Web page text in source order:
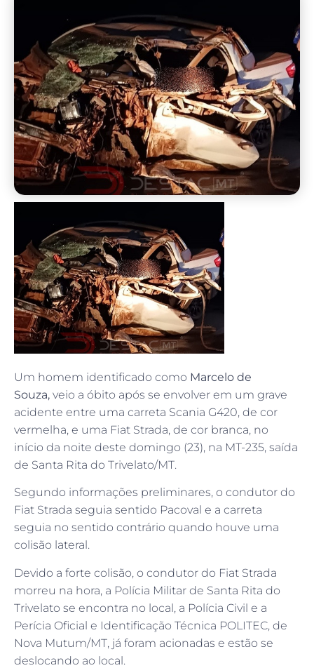
Um homem identificado como Marcelo de
Souza, veio a óbito após se envolver em um grave
acidente entre uma carreta Scania G420, de cor
vermelha, e uma Fiat Strada, de cor branca, no
início da noite deste domingo (23), na MT-235, saída
de Santa Rita do Trivelato/MT.
Segundo informações preliminares, o condutor do
Fiat Strada seguia sentido Pacoval e a carreta
seguia no sentido contrário quando houve uma
colisão lateral.
Devido a forte colisão, o condutor do Fiat Strada
morreu na hora, a Polícia Militar de Santa Rita do
Trivelato se encontra no local, a Polícia Civil e a
Perícia Oficial e Identificação Técnica POLITEC, de
Nova Mutum/MT, já foram acionadas e estão se
deslocando ao local.